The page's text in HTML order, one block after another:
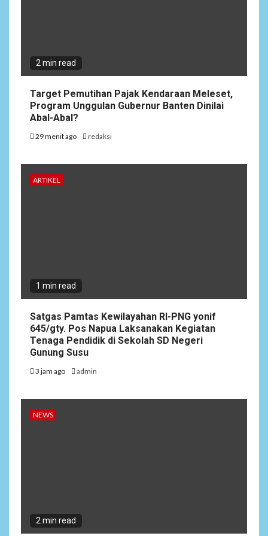
2 min read
Target Pemutihan Pajak Kendaraan Meleset,
Program Unggulan Gubernur Banten Dinilai
Abal-Abal?
29 menit ago redaksi
ARTIKEL
1 min read
Satgas Pamtas Kewilayahan RI-PNG yonif
645/gty. Pos Napua Laksanakan Kegiatan
Tenaga Pendidik di Sekolah SD Negeri
Gunung Susu
3 jam ago admin
NEWS
2 min read